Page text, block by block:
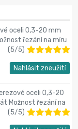
oceli 0,3-20 mm
řezání na míru
(5/5)
Nahlásit zneužití
oceli 0,3-20
Možnost řezání na
(5/5)